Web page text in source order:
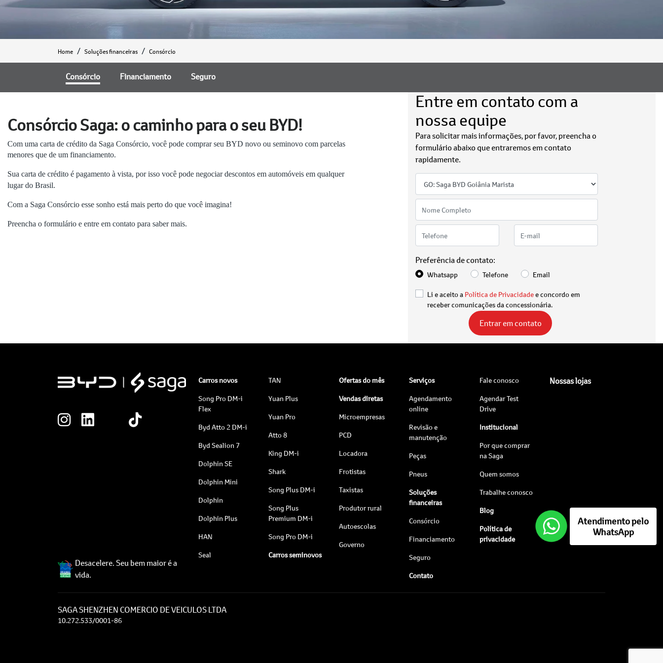
Home Soluções financeiras Consórcio
Consórcio Financiamento Seguro
Consórcio Saga: o caminho para o seu BYD!
Com uma carta de crédito da Saga Consórcio, você pode comprar seu BYD novo ou seminovo com parcelas
menores que de um financiamento.
Sua carta de crédito é pagamento à vista, por isso você pode negociar descontos em automóveis em qualquer
lugar do Brasil.
Com a Saga Consórcio esse sonho está mais perto do que você imagina!
Preencha o formulário e entre em contato para saber mais.
Entre em contato com a
nossa equipe
Para solicitar mais informações, por favor, preencha o
formulário abaixo que entraremos em contato
rapidamente.
Preferência de contato:
Whatsapp Telefone Email
Li e aceito a Política de Privacidadee concordo em
receber comunicações da concessionária.
Entrar em contato
Desacelere. Seu bem maior é a
vida.
Carros novos
Song Pro DM-i
Flex
Byd Atto 2 DM-i
Byd Sealion 7
Dolphin SE
Dolphin Mini
Dolphin
Dolphin Plus
HAN
Seal
TAN
Yuan Plus
Yuan Pro
Atto 8
King DM-i
Shark
Song Plus DM-i
Song Plus
Premium DM-i
Song Pro DM-i
Carros seminovos
Ofertas do mês
Vendas diretas
Microempresas
PCD
Locadora
Frotistas
Taxistas
Produtor rural
Autoescolas
Governo
Serviços
Agendamento
online
Revisão e
manutenção
Peças
Pneus
Soluções
financeiras
Consórcio
Financiamento
Seguro
Contato
Fale conosco
Agendar Test
Drive
Institucional
Por que comprar
na Saga
Quem somos
Trabalhe conosco
Blog
Política de
privacidade
Nossas lojas
SAGA SHENZHEN COMERCIO DE VEICULOS LTDA
10.272.533/0001-86
Atendimento pelo
WhatsApp